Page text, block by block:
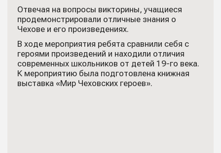
Отвечая на вопросы викторины, учащиеся
продемонстрировали отличные знания о
Чехове и его произведениях.
В ходе мероприятия ребята сравнили себя с
героями произведений и находили отличия
современных школьников от детей 19-го века.
К мероприятию была подготовлена книжная
выставка «Мир Чеховских героев».